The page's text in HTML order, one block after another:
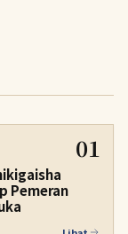
01
Pemeran